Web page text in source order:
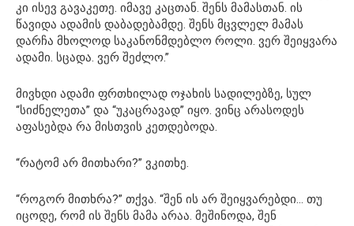
კი ისევ გავაკეთე. იმავე კაცთან. შენს მამასთან. ის
წავიდა ადამის დაბადებამდე. შენს მცვლელ მამას
დარჩა მხოლოდ საკანონმდებლო როლი. ვერ შეიყვარა
ადამი. სცადა. ვერ შეძლო.”
მივხდი ადამი ფრთხილად ოჯახის სადილებზე, სულ
“სიძნელეთა” და “უკაცრავად” იყო. ვინც არასოდეს
აფასებდა რა მისთვის კეთდებოდა.
“რატომ არ მითხარი?” ვკითხე.
“როგორ მითხრა?” თქვა. “შენ ის არ შეიყვარებდი… თუ
იცოდე, რომ ის შენს მამა არაა. მეშინოდა, შენ